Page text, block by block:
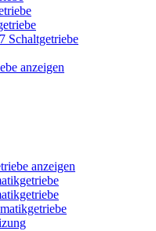
Schaltgetriebe
anzeigen
anzeigen